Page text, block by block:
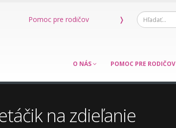
Kniha Máme dieťa s poruchou sluchu ❭
O NÁS POMOC PRE RODIČOV
na zdieľanie